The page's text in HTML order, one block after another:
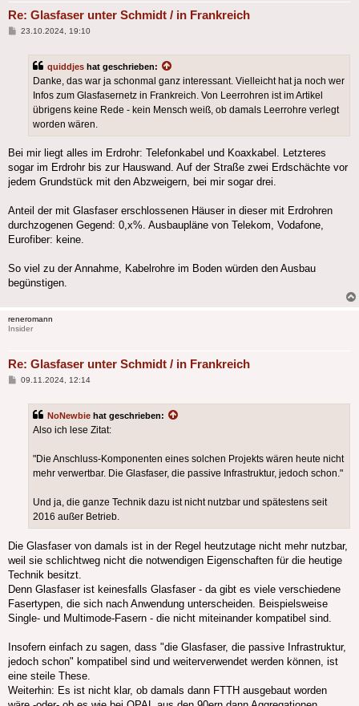
Re: Glasfaser unter Schmidt / in Frankreich
Beitrag
23.10.2024, 19:10
quiddjes hat geschrieben:
Danke, das war ja schonmal ganz interessant. Vielleicht hat ja noch wer
Infos zum Glasfasernetz in Frankreich. Von Leerrohren ist im Artikel
übrigens keine Rede - kein Mensch weiß, ob damals Leerrohre verlegt
worden wären.
Bei mir liegt alles im Erdrohr: Telefonkabel und Koaxkabel. Letzteres
sogar im Erdrohr bis zur Hauswand. Auf der Straße zwei Erdschächte vor
jedem Grundstück mit den Abzweigern, bei mir sogar drei.
Anteil der mit Glasfaser erschlossenen Häuser in dieser mit Erdrohren
durchzogenen Gegend: 0,x%. Ausbaupläne von Telekom, Vodafone,
Eurofiber: keine.
So viel zu der Annahme, Kabelrohre im Boden würden den Ausbau
begünstigen.
reneromann
Insider
Re: Glasfaser unter Schmidt / in Frankreich
Beitrag
09.11.2024, 12:14
NoNewbie hat geschrieben:
Also ich lese Zitat:
"Die Anschluss-Komponenten eines solchen Projekts wären heute nicht
mehr verwertbar. Die Glasfaser, die passive Infrastruktur, jedoch schon."
Und ja, die ganze Technik dazu ist nicht nutzbar und spätestens seit
2016 außer Betrieb.
Die Glasfaser von damals ist in der Regel heutzutage nicht mehr nutzbar,
weil sie schlichtweg nicht die notwendigen Eigenschaften für die heutige
Technik besitzt.
Denn Glasfaser ist keinesfalls Glasfaser - da gibt es viele verschiedene
Fasertypen, die sich nach Anwendung unterscheiden. Beispielsweise
Single- und Multimode-Fasern - die nicht miteinander kompatibel sind.
Insofern einfach zu sagen, dass "die Glasfaser, die passive Infrastruktur,
jedoch schon" kompatibel sind und weiterverwendet werden können, ist
eine steile These.
Weiterhin: Es ist nicht klar, ob damals dann FTTH ausgebaut worden